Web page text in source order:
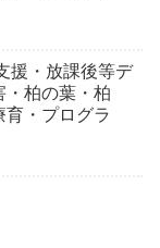
援・放課後等デ
・柏の葉・柏
育・プログラ